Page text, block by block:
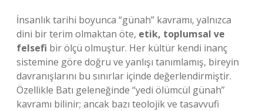
İnsanlık tarihi boyunca “günah” kavramı, yalnızca
dini bir terim olmaktan öte, etik, toplumsal ve
felsefi bir ölçü olmuştur. Her kültür kendi inanç
sistemine göre doğru ve yanlışı tanımlamış, bireyin
davranışlarını bu sınırlar içinde değerlendirmiştir.
Özellikle Batı geleneğinde “yedi ölümcül günah”
kavramı bilinir; ancak bazı teolojik ve tasavvufi